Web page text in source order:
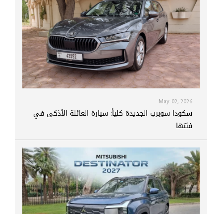
May 02, 2026
سكودا سوبرب الجديدة كلياً: سيارة العائلة الأذكى في
فئتها